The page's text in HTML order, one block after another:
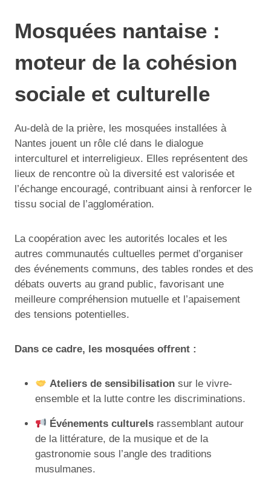
Mosquées nantaise :
moteur de la cohésion
sociale et culturelle
Au-delà de la prière, les mosquées installées à
Nantes jouent un rôle clé dans le dialogue
interculturel et interreligieux. Elles représentent des
lieux de rencontre où la diversité est valorisée et
l’échange encouragé, contribuant ainsi à renforcer le
tissu social de l’agglomération.
La coopération avec les autorités locales et les
autres communautés cultuelles permet d’organiser
des événements communs, des tables rondes et des
débats ouverts au grand public, favorisant une
meilleure compréhension mutuelle et l’apaisement
des tensions potentielles.
Dans ce cadre, les mosquées offrent :
Ateliers de sensibilisation sur le vivre-
ensemble et la lutte contre les discriminations.
Événements culturels rassemblant autour
de la littérature, de la musique et de la
gastronomie sous l’angle des traditions
musulmanes.